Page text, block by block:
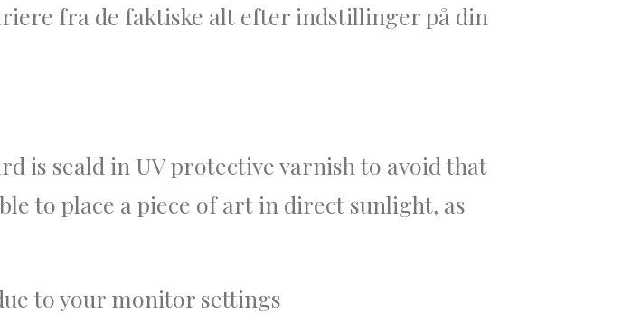
fra de faktiske alt efter indstillinger på din
is seald in UV protective varnish to avoid that
to place a piece of art in direct sunlight, as
to your monitor settings